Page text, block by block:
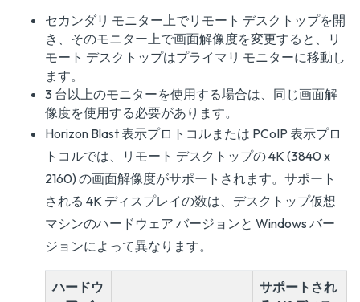
セカンダリ モニター上でリモート デスクトップを開
き、そのモニター上で画面解像度を変更すると、リ
モート デスクトップはプライマリ モニターに移動し
ます。
3 台以上のモニターを使用する場合は、同じ画面解
像度を使用する必要があります。
Horizon Blast 表示プロトコルまたは PCoIP 表示プロ
トコルでは、リモート デスクトップの 4K (3840 x
2160) の画面解像度がサポートされます。サポート
される 4K ディスプレイの数は、デスクトップ仮想
マシンのハードウェア バージョンと Windows バー
ジョンによって異なります。
ハードウ
サポートされ